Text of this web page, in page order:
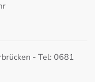
- Tel: 0681